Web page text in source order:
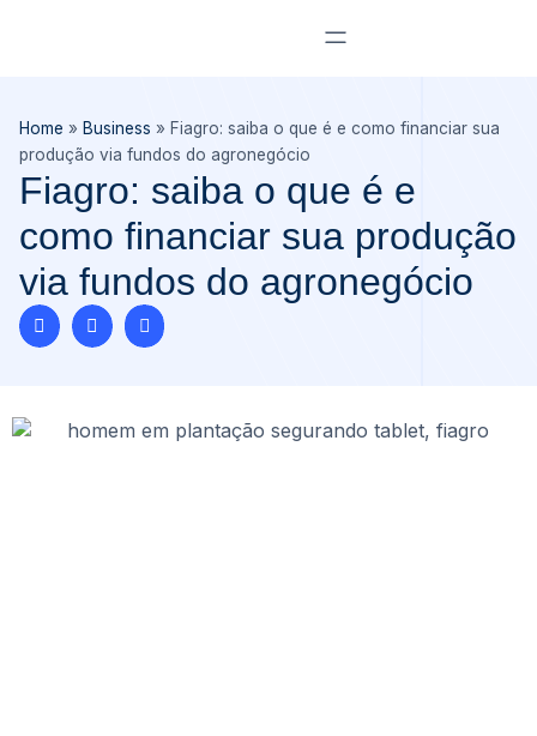
Home » Business » Fiagro: saiba o que é e como financiar sua
produção via fundos do agronegócio
Fiagro: saiba o que é e
como financiar sua produção
via fundos do agronegócio